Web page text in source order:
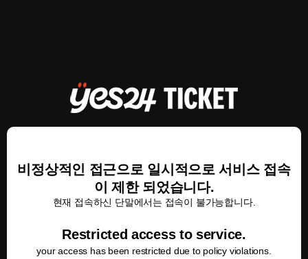
비정상적인 접근으로 일시적으로 서비스 접속
이 제한 되었습니다.
현재 접속하신 단말에서는 접속이 불가능합니다.
Restricted access to service.
your access has been restricted due to policy violations.